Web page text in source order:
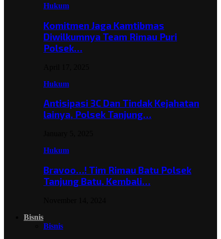
Hukum
Komitmen Jaga Kamtibmas
Diwilkumnya Team Rimau Puri
Polsek…
Hukum
Antisipasi 3C Dan Tindak Kejahatan
lainya, Polsek Tanjung…
Hukum
Bravoo…! Tim Rimau Batu Polsek
Tanjung Batu, Kembali…
Bisnis
Bisnis